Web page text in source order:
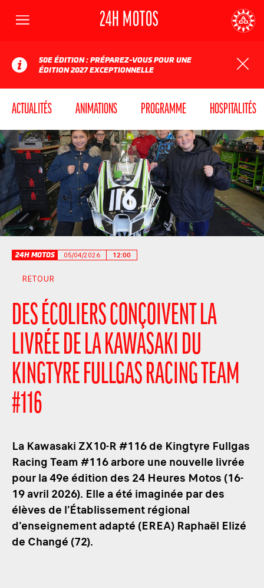
50E ÉDITION : PRÉPAREZ-VOUS POUR UNE
ÉDITION 2027 EXCEPTIONNELLE
ACTUALITÉS ANIMATIONS PROGRAMME HOSPITALITÉS
Menu 24H MOTOS
AUTOMOBILE CLUB DE L'OUEST 24
24H MOTOS 05/04/2026 12:00
RETOUR
DES ÉCOLIERS CONÇOIVENT LA
LIVRÉE DE LA KAWASAKI DU
KINGTYRE FULLGAS RACING TEAM
#116
La Kawasaki ZX10-R #116 de Kingtyre Fullgas
Racing Team #116 arbore une nouvelle livrée
pour la 49e édition des 24 Heures Motos (16-
19 avril 2026). Elle a été imaginée par des
élèves de l’Établissement régional
d'enseignement adapté (EREA) Raphaël Elizé
de Changé (72).